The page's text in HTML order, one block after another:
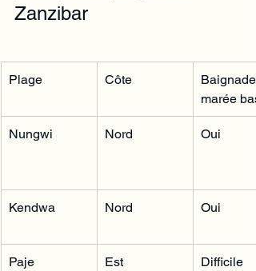
Zanzibar
Plage Côte
Baignade
marée
Nungwi Nord Oui
Kendwa Nord Oui
Paje Est Difficile